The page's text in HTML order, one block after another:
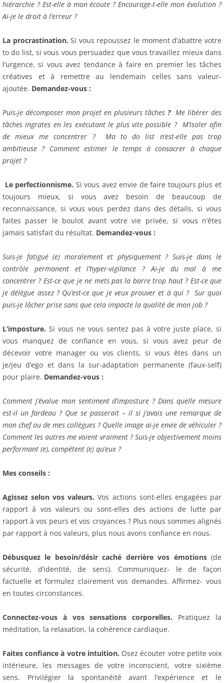
hiérarchie ? Est-elle à mon écoute ? Encourage-t-elle mon évolution ?
Ai-je le droit à l’erreur ?
La procrastination.Si vous repoussez le moment d’abattre votre
to do list, si vous vous persuadez que vous travaillez mieux dans
l’urgence, si vous avez tendance à faire en premier les tâches
créatives et à remettre au lendemain celles sans valeur-
ajoutée. Demandez-vous :
Puis-je décomposer mon projet en plusieurs tâches ?Me libérer des
tâches ingrates en les exécutant le plus vite possible ? M’isoler afin
de mieux me concentrer ? Ma to do list n’est-elle pas trop
ambitieuse ? Comment estimer le temps à consacrer à chaque
projet ?
Le perfectionnisme. Si vous avez envie de faire toujours plus et
toujours mieux, si vous avez besoin de beaucoup de
reconnaissance, si vous vous perdez dans des détails, si vous
faites passer le boulot avant votre vie privée, si vous n’êtes
jamais satisfait du résultat. Demandez-vous :
Suis-je fatigué (e) moralement et physiquement ? Suis-je dans le
contrôle permanent et l’hyper-vigilance ? Ai-je du mal à me
concentrer ? Est-ce que je ne mets pas la barre trop haut ? Est-ce que
je délègue assez ? Qu’est-ce que je veux prouver et à qui ? Sur quoi
puis-je lâcher prise sans que cela impacte la qualité de mon job ?
L’imposture. Si vous ne vous sentez pas à votre juste place, si
vous manquez de confiance en vous, si vous avez peur de
décevoir votre manager ou vos clients, si vous êtes dans un
je/jeu d’ego et dans la sur-adaptation permanente (faux-self)
pour plaire. Demandez-vous :
Comment j’évalue mon sentiment d’imposture ? Dans quelle mesure
est-il un fardeau ? Que se passerait – il si j’avais une remarque de
mon chef ou de mes collègues ? Quelle image ai-je envie de véhiculer ?
Comment les autres me voient vraiment ? Suis-je objectivement moins
performant (e), compétent (e) qu’eux ?
Mes conseils :
Agissez selon vos valeurs. Vos actions sont-elles engagées par
rapport à vos valeurs ou sont-elles des actions de lutte par
rapport à vos peurs et vos croyances ? Plus nous sommes alignés
par rapport à nos valeurs, plus nous avons confiance en nous.
Débusquez le besoin/désir caché derrière vos émotions (de
sécurité, d’identité, de sens). Communiquez- le de façon
factuelle et formulez clairement vos demandes. Affirmez- vous
en toutes circonstances.
Connectez-vous à vos sensations corporelles. Pratiquez la
méditation, la relaxation, la cohérence cardiaque.
Faites confiance à votre intuition. Osez écouter votre petite voix
intérieure, les messages de votre inconscient, votre sixième
sens. Privilégier la spontanéité avant l’expérience et le